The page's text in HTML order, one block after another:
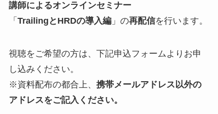
講師によるオンラインセミナー
「 TrailingとHRDの導入編」の再配信を行います。
視聴をご希望の方は、下記申込フォームよりお申
し込みください。
※資料配布の都合上、 携帯メールアドレス以外の
アドレスをご記入ください。